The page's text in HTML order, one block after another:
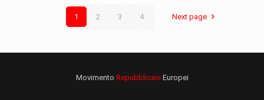
1 2 3 4 Next page
Movimento RepubblicaniEuropei